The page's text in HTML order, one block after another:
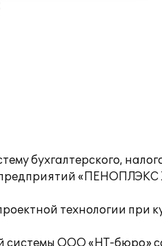
бухгалтерского,
предприятий
технологии при
ООО «НТ-бюро»